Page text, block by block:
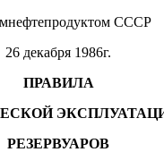
СССР
26 декабря 1986г.
ПРАВИЛА
РЕЗЕРВУАРОВ